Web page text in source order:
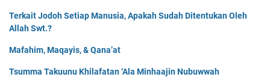
Terkait Jodoh Setiap Manusia, Apakah Sudah Ditentukan Oleh
Allah Swt.?
Mafahim, Maqayis, & Qana’at
Tsumma Takuunu Khilafatan ‘Ala Minhaajin Nubuwwah